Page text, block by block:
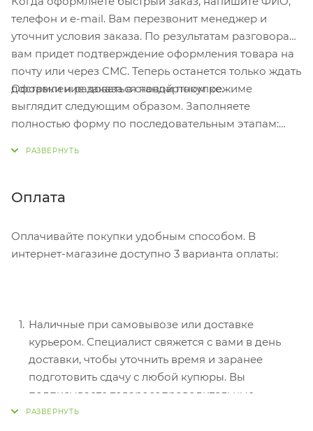
12. Зубочистка
13. Ножницы
14. Многофункциональный крючок
15. Пилка для ногтей с:
16. – Напильником по металлу
17. – Инструментом для ухода за ногтями
18. – Пилой по металлу
телефон и e-mail. Вам перезвонит менеджер и
уточнит условия заказа. По результатам разговора
вам придет подтверждение оформления товара на
почту или через СМС. Теперь останется только ждать
доставки и радоваться новой покупке.
Оформление заказа в стандартном режиме
выглядит следующим образом. Заполняете
полностью форму по последовательным этапам:
Нажмите кнопку «Оформить заказ».
Оплата
Оплачивайте покупки удобным способом. В
интернет-магазине доступно 3 варианта оплаты:
Наличные при самовывозе или доставке
курьером. Специалист свяжется с вами в день
доставки, чтобы уточнить время и заранее
подготовить сдачу с любой купюры. Вы
подписываете товаросопроводительные
документы, вносите денежные средства,